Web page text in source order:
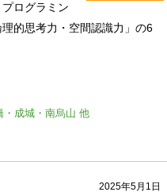
ログラミン
的思考力・空間認識力」の6
・成城・南烏山 他
2025年5月1日